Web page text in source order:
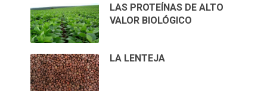
LAS PROTEÍNAS DE ALTO
VALOR BIOLÓGICO
LA LENTEJA